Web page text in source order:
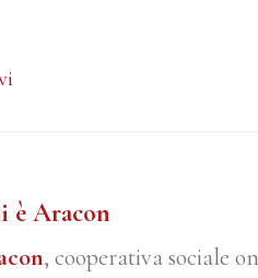
è Aracon
, cooperativa sociale